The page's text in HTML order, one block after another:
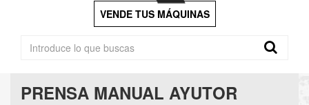
VENDE TUS MÁQUINAS
PRENSA MANUAL AYUTOR